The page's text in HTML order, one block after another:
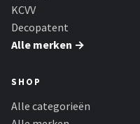
KCVV
Decopatent
Alle merken →
SHOP
Alle categorieën